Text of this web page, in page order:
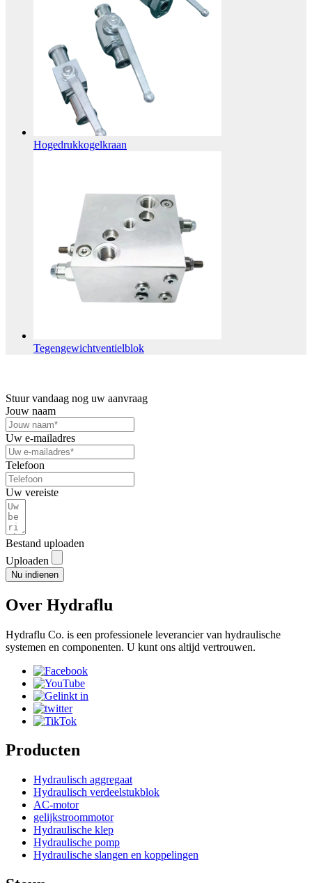
Hogedrukkogelkraan
Tegengewichtventielblok
Stuur vandaag nog uw aanvraag
Jouw naam
Uw e-mailadres
Telefoon
Uw vereiste
Bestand uploaden
Uploaden
Nu indienen
Over Hydraflu
Hydraflu Co. is een professionele leverancier van hydraulische
systemen en componenten. U kunt ons altijd vertrouwen.
Producten
Hydraulisch aggregaat
Hydraulisch verdeelstukblok
AC-motor
gelijkstroommotor
Hydraulische klep
Hydraulische pomp
Hydraulische slangen en koppelingen